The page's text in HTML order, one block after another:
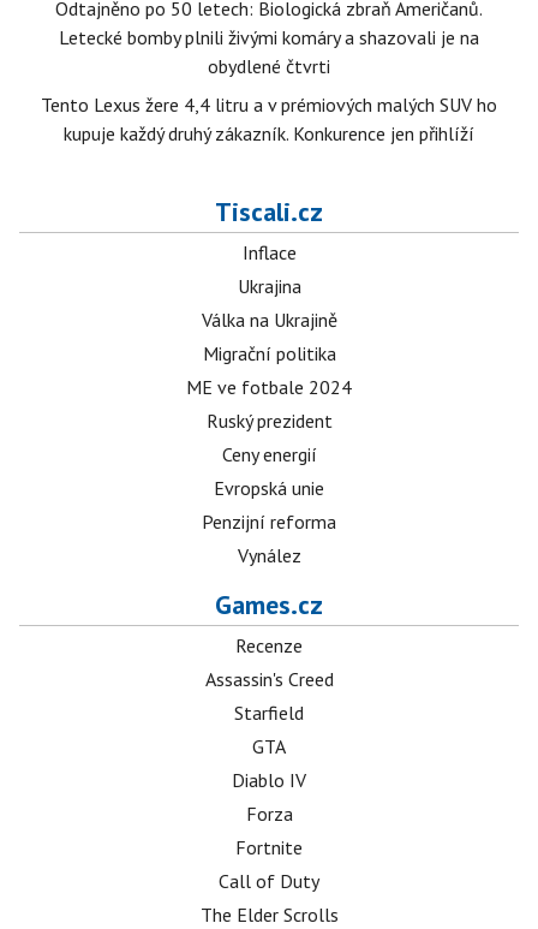
Odtajněno po 50 letech: Biologická zbraň Američanů.
Letecké bomby plnili živými komáry a shazovali je na
obydlené čtvrti
Tento Lexus žere 4,4 litru a v prémiových malých SUV ho
kupuje každý druhý zákazník. Konkurence jen přihlíží
Tiscali.cz
Inflace
Ukrajina
Válka na Ukrajině
Migrační politika
ME ve fotbale 2024
Ruský prezident
Ceny energií
Evropská unie
Penzijní reforma
Vynález
Games.cz
Recenze
Assassin's Creed
Starfield
GTA
Diablo IV
Forza
Fortnite
Call of Duty
The Elder Scrolls